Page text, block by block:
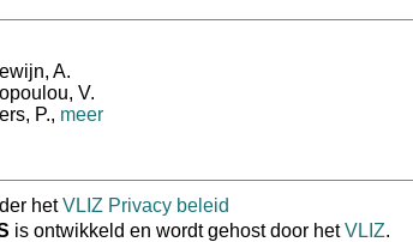
A.
V.
P., meer
hetVLIZ Privacy beleid
is ontwikkeld en wordt gehost door hetVLIZ.